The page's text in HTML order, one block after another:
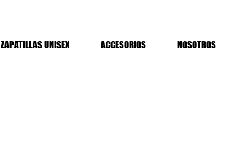
ZAPATILLAS UNISEX ACCESORIOS NOSOTROS